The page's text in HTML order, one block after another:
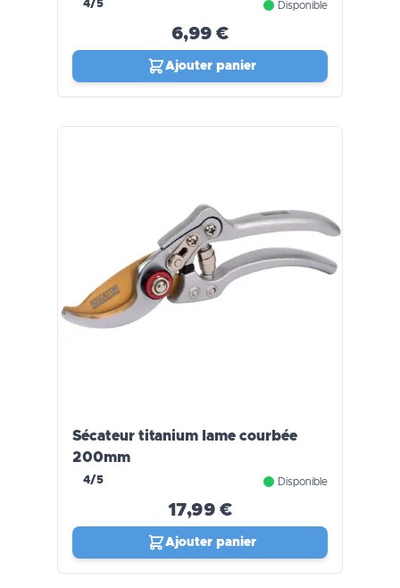
4/5 Disponible
6,99 €
Ajouter panier
Sécateur titanium lame courbée
200mm
4/5 Disponible
17,99 €
Ajouter panier